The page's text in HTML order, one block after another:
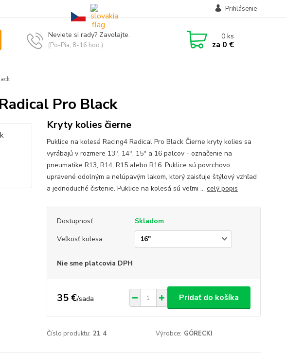
Prihlásenie
Neviete si rady? Zavolajte.
(Po-Pia, 8-16 hod.)
0ks
za 0 €
Pro Black
Kryty kolies čierne
Puklice na kolesá Racing4 Radical Pro Black Čierne kryty kolies sa
vyrábajú v rozmere 13", 14", 15" a 16 palcov - označenie na
pneumatike R13, R14, R15 alebo R16. Puklice sú povrchovo
upravené odolným a nelúpavým lakom, ktorý zaisťuje štýlový vzhľad
a jednoduché čistenie. Puklice na kolesá sú veľmi ... celý popis
Dostupnosť
Skladom
Veľkosť kolesa
Nie sme platcovia DPH
35 €/sada Pridať do košíka
Číslo produktu: 21 4 Výrobce: GÓRECKI